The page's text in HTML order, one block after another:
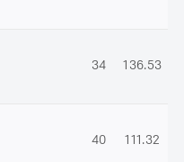
34 136.53
40 111.32